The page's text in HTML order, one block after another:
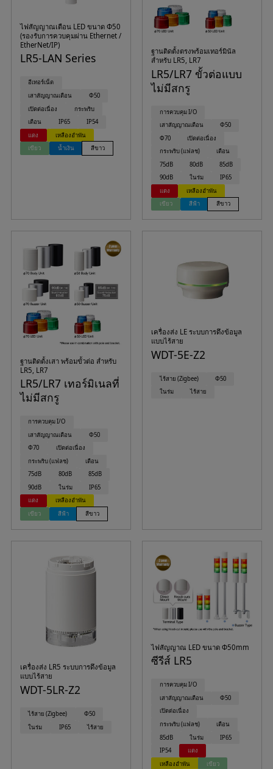
ไฟสัญญาณเตือน LED ขนาด Φ50
(รองรับการควบคุมผ่าน Ethernet /
EtherNet/IP)
LR5-LAN Series
อีเทอร์เน็ต
เสาสัญญาณเตือน
Φ50
เปิดต่อเนื่อง
กระพริบ
เตือน
IP65
IP54
แดง
เหลืองอำพัน
เขียว
น้ำเงิน สีขาว
ฐานติดตั้งตรงพร้อมเทอร์มินัล
สำหรับ LR5, LR7
LR5/LR7 ขั้วต่อแบบ
ไม่มีสกรู
การควบคุม I/O
เสาสัญญาณเตือน
Φ50
Φ70
เปิดต่อเนื่อง
กระพริบ (แฟลช)
เตือน
75dB
80dB
85dB
90dB
ในร่ม
IP65
แดง
เหลืองอำพัน
เขียว
สีฟ้า สีขาว
ฐานติดตั้งเสา พร้อมขั้วต่อ สำหรับ
LR5, LR7
LR5/LR7 เทอร์มิเนลที่
ไม่มีสกรู
การควบคุม I/O
เสาสัญญาณเตือน
Φ50
Φ70
เปิดต่อเนื่อง
กระพริบ (แฟลช)
เตือน
75dB
80dB
85dB
90dB
ในร่ม
IP65
แดง
เหลืองอำพัน
เขียว
สีฟ้า สีขาว
เครื่องส่ง LE ระบบการดึงข้อมูล
แบบไร้สาย
WDT-5E-Z2
ไร้สาย (Zigbee)
Φ50
ในร่ม
ไร้สาย
เครื่องส่ง LR5 ระบบการดึงข้อมูล
แบบไร้สาย
WDT-5LR-Z2
ไร้สาย (Zigbee)
Φ50
ในร่ม
IP65 ไร้สาย
ไฟสัญญาณ LED ขนาด Φ50mm
ซีรีส์ LR5
การควบคุม I/O
เสาสัญญาณเตือน
Φ50
เปิดต่อเนื่อง
กระพริบ (แฟลช)
เตือน
85dB
ในร่ม
IP65
IP54
แดง
เหลืองอำพัน
เขียว